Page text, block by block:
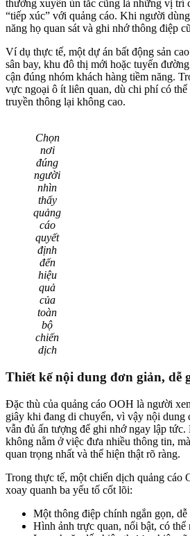
thường xuyên ùn tắc cũng là những vị trí
“tiếp xúc” với quảng cáo. Khi người
năng họ quan sát và ghi nhớ thông điệp
Ví dụ thực tế, một dự án bất động sản
sân bay, khu đô thị mới hoặc tuyến
cận đúng nhóm khách hàng tiềm năng.
vực ngoại ô ít liên quan, dù chi phí có
truyền thông lại không cao.
Chọn
nơi
đúng
người
nhìn
thấy
quảng
cáo
quyết
định
đến
hiệu
quả
của
toàn
bộ
chiến
dịch
Thiết kế nội dung đơn giản, dễ
Đặc thù của quảng cáo OOH là người
giây khi đang di chuyển, vì vậy nội dung
vẫn đủ ấn tượng để ghi nhớ ngay lập tức.
không nằm ở việc đưa nhiều thông tin,
quan trọng nhất và thể hiện thật rõ ràng.
Trong thực tế, một chiến dịch quảng cáo
xoay quanh ba yếu tố cốt lõi:
Một thông điệp chính ngắn gọn,
Hình ảnh trực quan, nổi bật, có thể